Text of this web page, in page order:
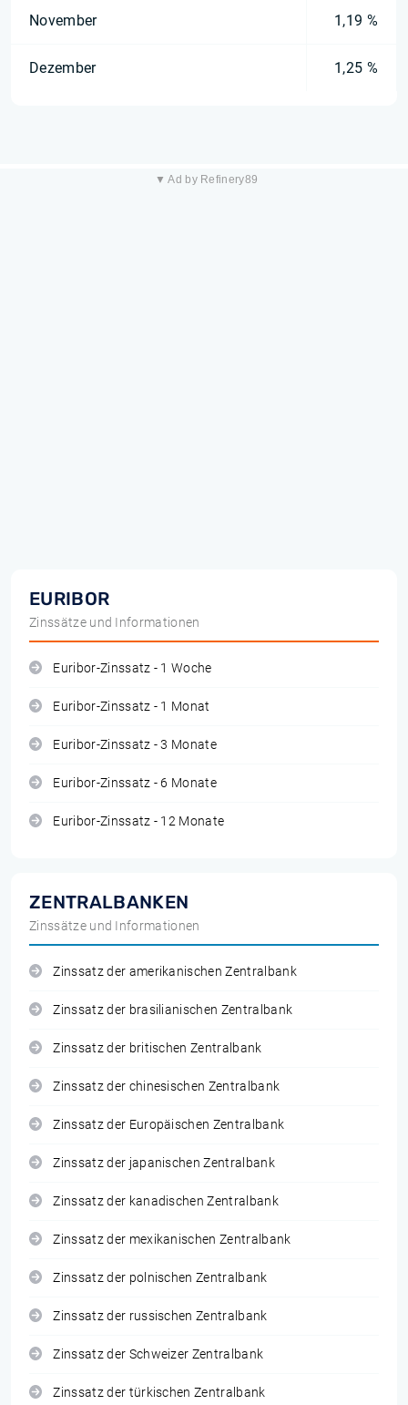
November 1,19 %
Dezember 1,25 %
▼ Ad by Refinery89
EURIBOR
Zinssätze und Informationen
Euribor-Zinssatz - 1 Woche
Euribor-Zinssatz - 1 Monat
Euribor-Zinssatz - 3 Monate
Euribor-Zinssatz - 6 Monate
Euribor-Zinssatz - 12 Monate
ZENTRALBANKEN
Zinssätze und Informationen
Zinssatz der amerikanischen Zentralbank
Zinssatz der brasilianischen Zentralbank
Zinssatz der britischen Zentralbank
Zinssatz der chinesischen Zentralbank
Zinssatz der Europäischen Zentralbank
Zinssatz der japanischen Zentralbank
Zinssatz der kanadischen Zentralbank
Zinssatz der mexikanischen Zentralbank
Zinssatz der polnischen Zentralbank
Zinssatz der russischen Zentralbank
Zinssatz der Schweizer Zentralbank
Zinssatz der türkischen Zentralbank